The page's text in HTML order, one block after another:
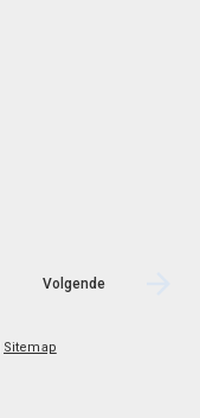
Volgende
Sitemap